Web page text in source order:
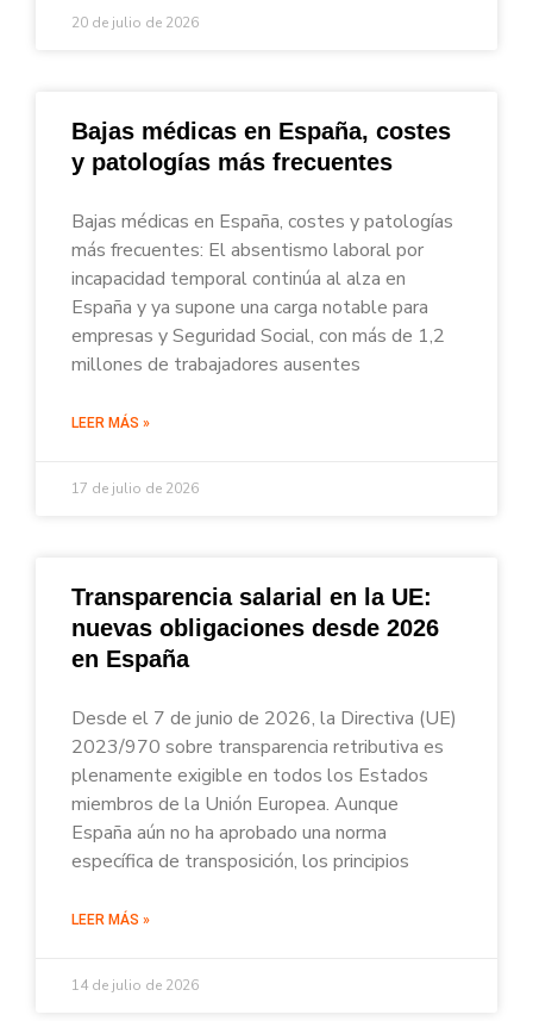
20 de julio de 2026
Bajas médicas en España, costes
y patologías más frecuentes
Bajas médicas en España, costes y patologías
más frecuentes: El absentismo laboral por
incapacidad temporal continúa al alza en
España y ya supone una carga notable para
empresas y Seguridad Social, con más de 1,2
millones de trabajadores ausentes
LEER MÁS »
17 de julio de 2026
Transparencia salarial en la UE:
nuevas obligaciones desde 2026
en España
Desde el 7 de junio de 2026, la Directiva (UE)
2023/970 sobre transparencia retributiva es
plenamente exigible en todos los Estados
miembros de la Unión Europea. Aunque
España aún no ha aprobado una norma
específica de transposición, los principios
LEER MÁS »
14 de julio de 2026